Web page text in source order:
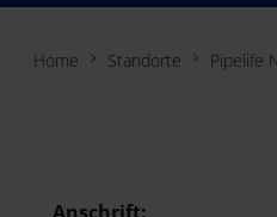
Home Standorte Pipelife